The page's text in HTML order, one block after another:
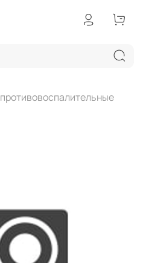
противовоспалительные